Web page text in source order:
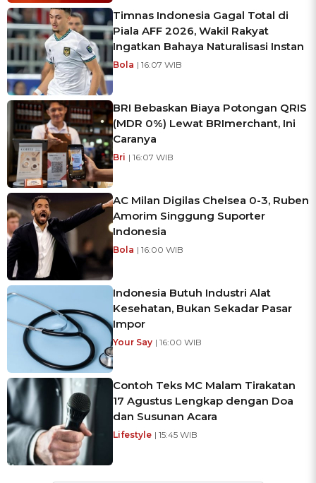
Timnas Indonesia Gagal Total di
Piala AFF 2026, Wakil Rakyat
Ingatkan Bahaya Naturalisasi Instan
Bola | 16:07 WIB
BRI Bebaskan Biaya Potongan QRIS
(MDR 0%) Lewat BRImerchant, Ini
Caranya
Bri | 16:07 WIB
AC Milan Digilas Chelsea 0-3, Ruben
Amorim Singgung Suporter
Indonesia
Bola | 16:00 WIB
Indonesia Butuh Industri Alat
Kesehatan, Bukan Sekadar Pasar
Impor
Your Say | 16:00 WIB
Contoh Teks MC Malam Tirakatan
17 Agustus Lengkap dengan Doa
dan Susunan Acara
Lifestyle | 15:45 WIB